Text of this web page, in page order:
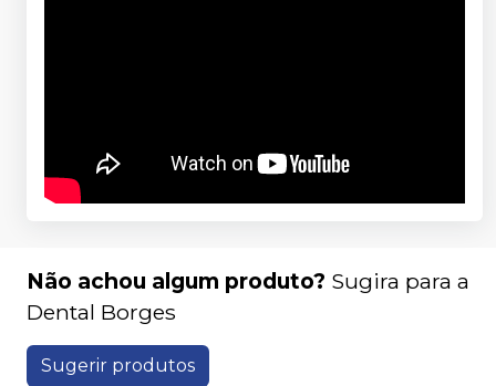
Não achou algum produto? Sugira para a
Dental Borges
Sugerir produtos